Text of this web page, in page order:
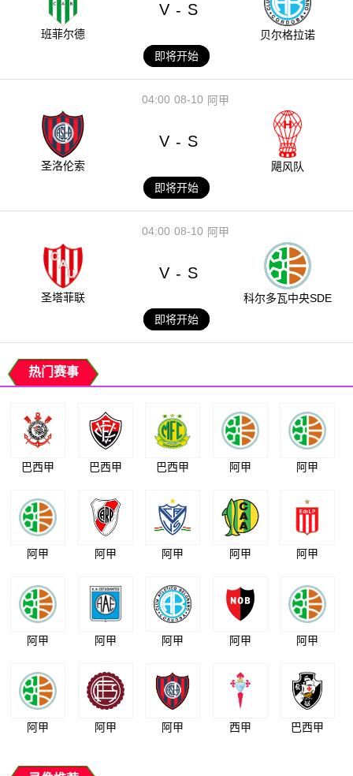
班菲尔德
V - S
贝尔格拉诺
即将开始
08-10
04:00 阿甲
圣洛伦索
V - S
飓风队
即将开始
08-10
04:00 阿甲
圣塔菲联
V - S
科尔多瓦中央SDE
即将开始
热门赛事
巴西甲 巴西甲 巴西甲 阿甲 阿甲
阿甲 阿甲 阿甲 阿甲 阿甲
阿甲 阿甲 阿甲 阿甲 阿甲
阿甲 阿甲 阿甲 西甲 巴西甲